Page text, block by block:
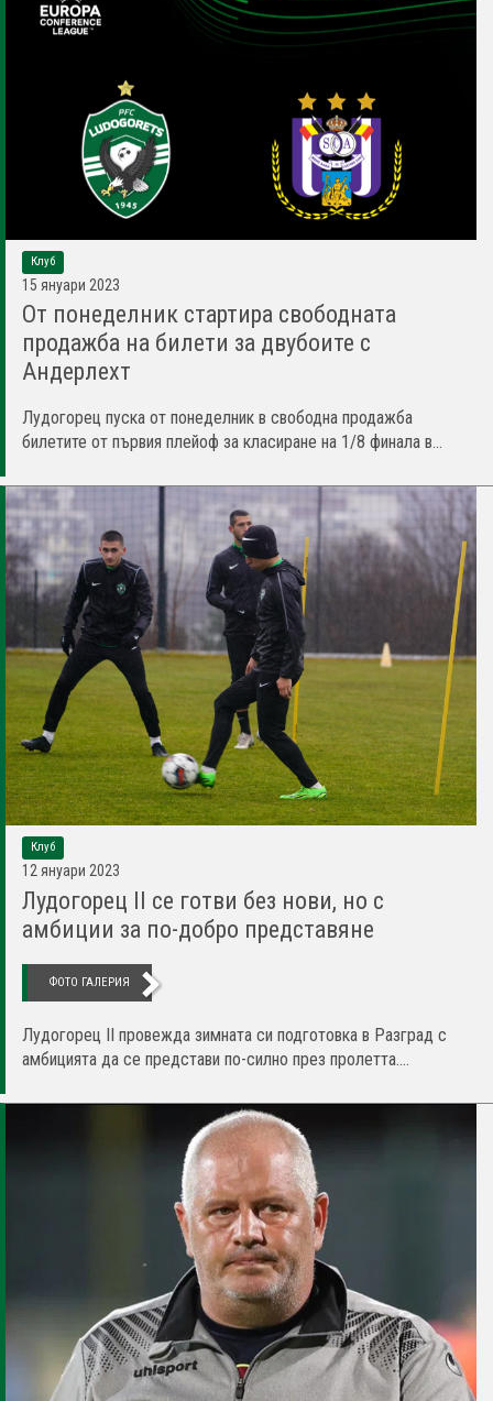
Клуб
15 януари 2023
От понеделник стартира свободната
продажба на билети за двубоите с
Андерлехт
Лудогорец пуска от понеделник в свободна продажба
билетите от първия плейоф за класиране на 1/8 финала в...
Клуб
12 януари 2023
Лудогорец II се готви без нови, но с
амбиции за по-добро представяне
ФОТО ГАЛЕРИЯ
Лудогорец II провежда зимната си подготовка в Разград с
амбицията да се представи по-силно през пролетта....